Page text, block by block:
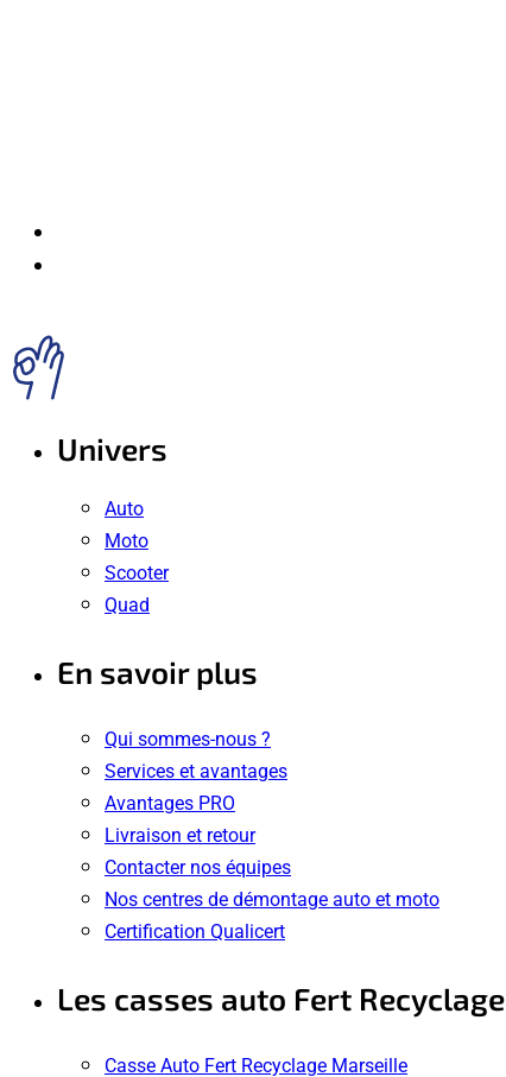
Univers
Auto
Moto
Scooter
Quad
En savoir plus
Qui sommes-nous ?
Services et avantages
Avantages PRO
Livraison et retour
Contacter nos équipes
Nos centres de démontage auto et moto
Certification Qualicert
Les casses auto Fert Recyclage
Casse Auto Fert Recyclage Marseille